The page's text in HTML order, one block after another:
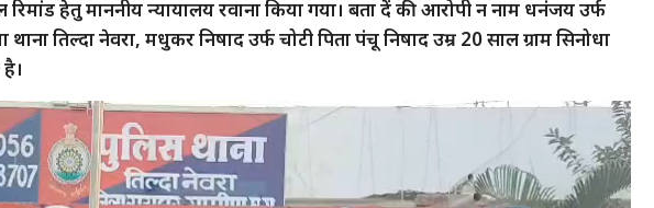
हेतु माननीय न्यायालय रवाना किया गया। बता दें की आरोपी न नाम धनंजय उर्फ
तिल्दा नेवरा, मधुकर निषाद उर्फ चोटी पिता पंचू निषाद उम्र 20 साल ग्राम सिनोधा